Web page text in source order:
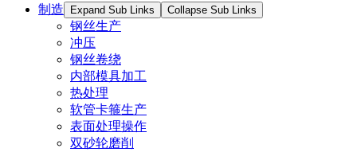
制造
Expand Sub Links Collapse Sub Links
钢丝生产
冲压
钢丝卷绕
内部模具加工
热处理
软管卡箍生产
表面处理操作
双砂轮磨削